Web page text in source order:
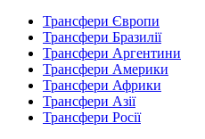
Трансфери Європи
Трансфери Бразилії
Трансфери Аргентини
Трансфери Америки
Трансфери Африки
Трансфери Азії
Трансфери Росії